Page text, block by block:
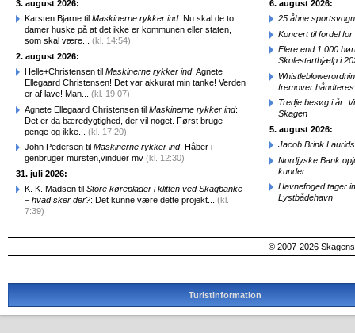
3. august 2026:
Karsten Bjarne til Maskinerne rykker ind: Nu skal de to
damer huske på at det ikke er kommunen eller staten,
som skal være... (kl. 14:54)
2. august 2026:
Helle+Christensen til Maskinerne rykker ind: Agnete
Ellegaard Christensen! Det var akkurat min tanke! Verden
er af lave! Man... (kl. 19:07)
Agnete Ellegaard Christensen til Maskinerne rykker ind:
Det er da bæredygtighed, der vil noget. Først bruge
penge og ikke... (kl. 17:20)
John Pedersen til Maskinerne rykker ind: Håber i
genbruger mursten,vinduer mv (kl. 12:30)
31. juli 2026:
K. K. Madsen til Store køreplader i klitten ved Skagbanke
– hvad sker der?: Det kunne være dette projekt... (kl.
7:39)
6. august 2026:
25 åbne
Koncert til fordel
Flere end 1.000
Skolestarthjælp i
fremover
Tredje besøg i år:
Skagen
5. august 2026:
Jacob Brink
Nordjyske Bank
kunder
Havnefoged tager
Lystbådehavn
© 2007-2026
Turistinformation